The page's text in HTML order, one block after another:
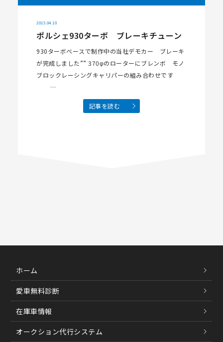
2015.04.10
ポルシェ930ターボ ブレーキチューン
930ターボベースで制作中の当社デモカー ブレーキ
が完成しました”” 370φのローターにブレンボ モノ
ブロックレーシングキャリパーの組み合わせです
…
記事を読む
ホーム
愛車無料診断
在庫車情報
オークション代行システム